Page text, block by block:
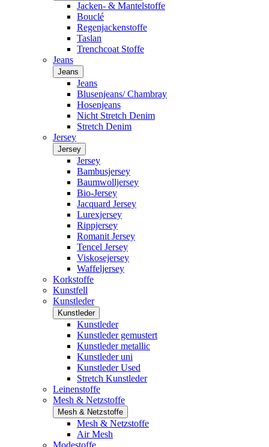
Jacken- & Mantelstoffe
Bouclé
Regenjackenstoffe
Taslan
Trenchcoat Stoffe
Jeans
Jeans
Jeans
Blusenjeans/ Chambray
Hosenjeans
Nicht Stretch Denim
Stretch Denim
Jersey
Jersey
Jersey
Bambusjersey
Baumwolljersey
Bio-Jersey
Jacquard Jersey
Lurexjersey
Rippjersey
Romanit Jersey
Tencel Jersey
Viskosejersey
Waffeljersey
Korkstoffe
Kunstfell
Kunstleder
Kunstleder
Kunstleder
Kunstleder gemustert
Kunstleder metallic
Kunstleder uni
Kunstleder Used
Stretch Kunstleder
Leinenstoffe
Mesh & Netzstoffe
Mesh & Netzstoffe
Mesh & Netzstoffe
Air Mesh
Modestoffe